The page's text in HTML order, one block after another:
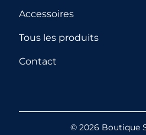
Accessoires
Tous les produits
Contact
© 2026 Boutique